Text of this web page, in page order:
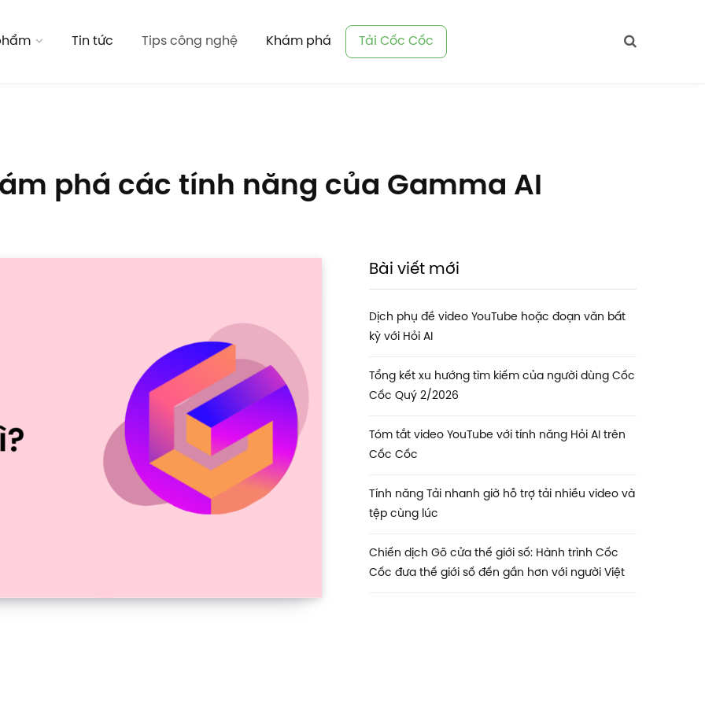
Tin tức Tips công nghệ Khám phá Tải Cốc Cốc
phá các tính năng của Gamma AI
Bài viết mới
Dịch phụ đề video YouTube hoặc đoạn văn bất
kỳ với Hỏi AI
Tổng kết xu hướng tìm kiếm của người dùng Cốc
Cốc Quý 2/2026
Tóm tắt video YouTube với tính năng Hỏi AI trên
Cốc Cốc
Tính năng Tải nhanh giờ hỗ trợ tải nhiều video và
tệp cùng lúc
Chiến dịch Gõ cửa thế giới số: Hành trình Cốc
Cốc đưa thế giới số đến gần hơn với người Việt